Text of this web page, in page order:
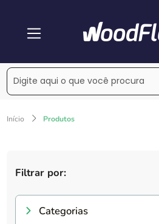
Início Produtos
Filtrar por:
Categorias